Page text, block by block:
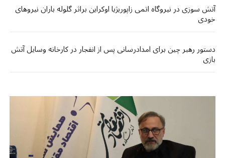
آتش سوزی در نیروگاه اتمی زاپوریژیا اوکراین براثر گلوله باران نیروهای
خودی
دستور رهبر چین برای امدادرسانی پس از انفجار در کارخانه وسایل آتش
بازی